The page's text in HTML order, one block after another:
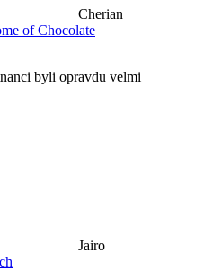
Cherian
of Chocolate
byli opravdu velmi
Jairo